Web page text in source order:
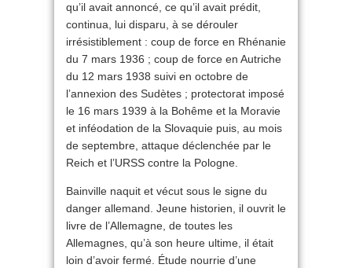
qu’il avait annoncé, ce qu’il avait prédit,
continua, lui disparu, à se dérouler
irrésistiblement : coup de force en Rhénanie
du 7 mars 1936 ; coup de force en Autriche
du 12 mars 1938 suivi en octobre de
l’annexion des Sudètes ; protectorat imposé
le 16 mars 1939 à la Bohême et la Moravie
et inféodation de la Slovaquie puis, au mois
de septembre, attaque déclenchée par le
Reich et l’URSS contre la Pologne.
Bainville naquit et vécut sous le signe du
danger allemand. Jeune historien, il ouvrit le
livre de l’Allemagne, de toutes les
Allemagnes, qu’à son heure ultime, il était
loin d’avoir fermé. Étude nourrie d’une